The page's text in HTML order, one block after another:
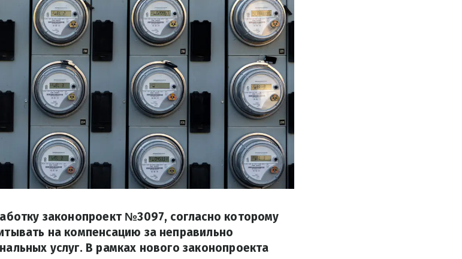
законопроект №3097, согласно которому
на компенсацию за неправильно
услуг. В рамках нового законопроекта